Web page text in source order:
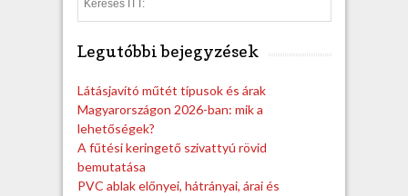
e
Legutóbbi bejegyzések
Látásjavító műtét típusok és árak
Magyarországon 2026-ban: mik a
lehetőségek?
A fűtési keringető szivattyú rövid
bemutatása
PVC ablak előnyei, hátrányai, árai és